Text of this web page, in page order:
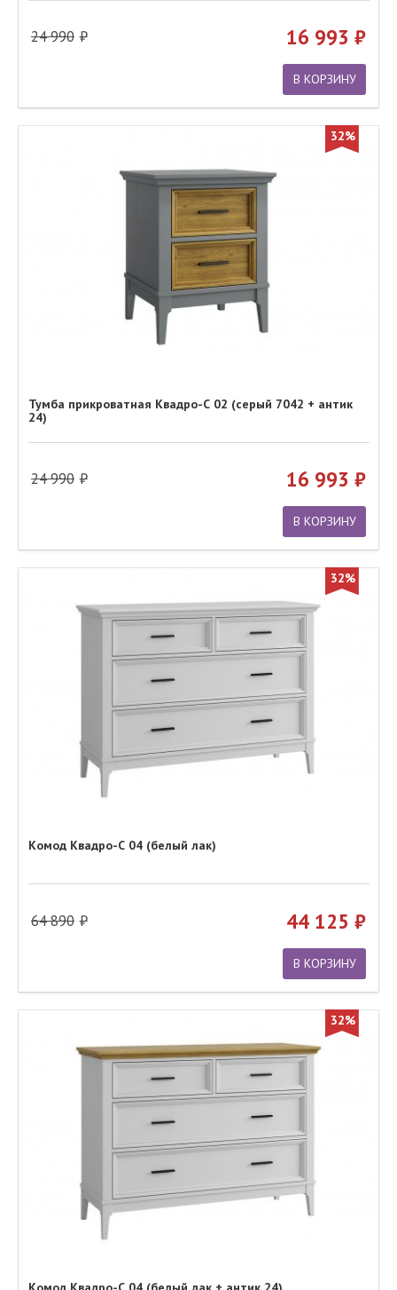
24 990 16 993
В КОРЗИНУ
32%
Тумба прикроватная Квадро-С 02 (серый 7042 + антик
24)
24 990 16 993
В КОРЗИНУ
32%
Комод Квадро-С 04 (белый лак)
64 890 44 125
В КОРЗИНУ
32%